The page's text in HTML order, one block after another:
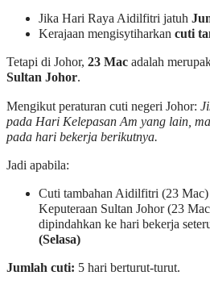
Jika Hari Raya Aidilfitri jatuh
Kerajaan mengisytiharkan cuti
Tetapi di Johor, 23 Mac adalah
Sultan Johor.
Mengikut peraturan cuti negeri Johor:
pada Hari Kelepasan Am yang lain,
pada hari bekerja berikutnya.
Jadi apabila:
Cuti tambahan Aidilfitri (23
Keputeraan Sultan Johor (23
dipindahkan ke hari bekerja
(Selasa)
Jumlah cuti: 5 hari berturut-turut.